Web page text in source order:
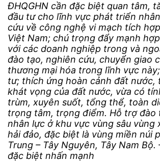
ĐHQGHN cần đặc biệt quan tâm,
đầu tư cho lĩnh vực phát triển
cứu về công nghệ vi mạch tích
Việt Nam; chú trọng đẩy mạnh
với các doanh nghiệp trong và
đào tạo, nghiên cứu, chuyển giao
thương mại hóa trong lĩnh vực
tư; thích ứng hoàn cảnh đất nước,
khát vọng của đất nước, vừa có
trùm, xuyên suốt, tổng thể, toàn
trọng tâm, trọng điểm. Hỗ trợ đào
nhân lực ở khu vực vùng sâu vùng
hải đảo, đặc biệt là vùng miền núi
Trung – Tây Nguyên, Tây Nam
đặc biệt nhấn mạnh